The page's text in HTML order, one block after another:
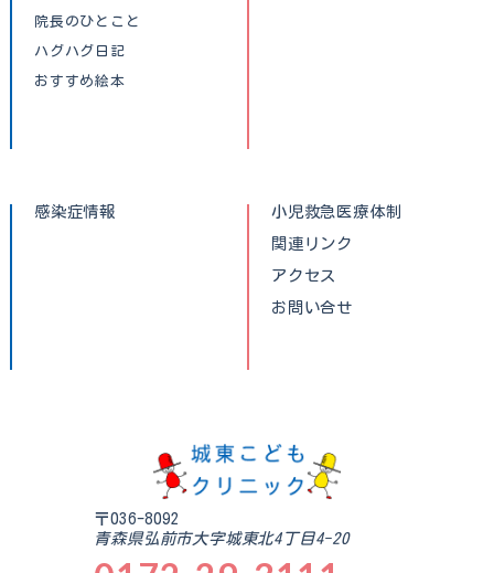
院長のひとこと
ハグハグ日記
おすすめ絵本
感染症情報
小児救急医療体制
関連リンク
アクセス
お問い合せ
〒036-8092
青森県弘前市大字城東北4丁目4-20